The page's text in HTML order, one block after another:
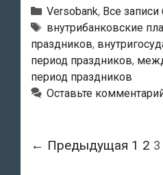
в
Versobank
в
период
праздников
Рубрики
Versobank, Все записи
Тэги
внутрибанковские
праздников,
период праздников,
период праздников
Оставьте
Навигация
← Предыдущая 1 2 3